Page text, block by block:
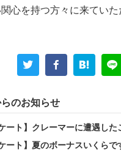
心を持つ方々に来てい
のお知らせ
ート】クレーマーに遭遇した
ート】夏のボーナスいくらで